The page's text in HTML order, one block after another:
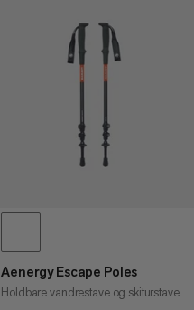
Aenergy Escape Poles
Holdbare vandrestave og skiturstave